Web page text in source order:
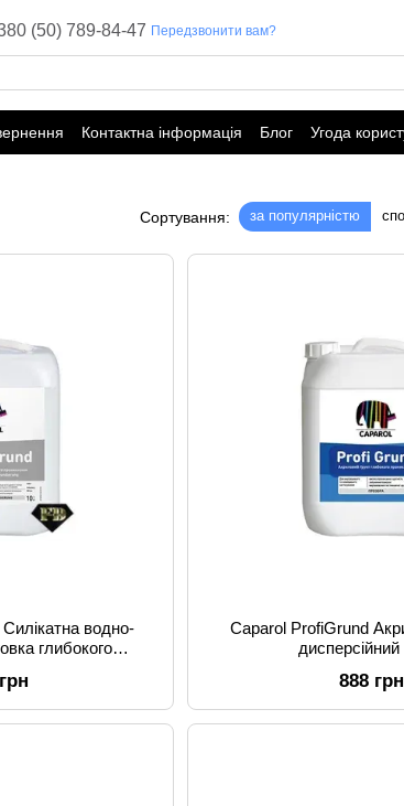
(50) 789-84-47 Передзвонити вам?
Контактна інформація Блог Угода
Сортування: за популярністю
водно-
глибокого
Caparol ProfiGrund
дисперсійний
888 грн